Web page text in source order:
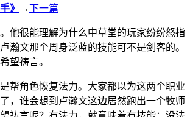
》 →下一篇
他很能理解为什么中草堂的玩家纷纷怒指
瀚文那个周身泛蓝的技能可不是剑客的。
望祷言。
帮角色恢复法力。大家都以为这两个职业
，谁会想到卢瀚文这边居然跑出一个牧师